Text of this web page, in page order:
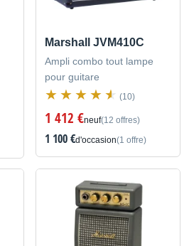
Marshall JVM410C
Ampli combo tout lampe
pour guitare
(10)
1 412 €neuf(12 offres)
1 100 €d'occasion(1 offre)